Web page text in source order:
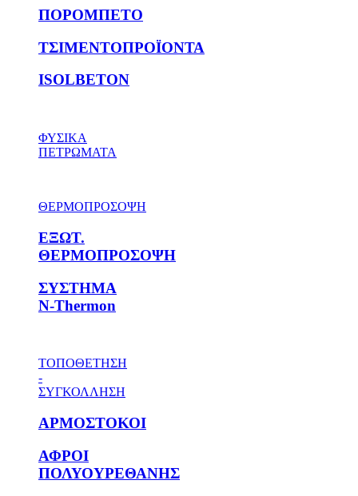
ΠΟΡΟΜΠΕΤΟ
ΤΣΙΜΕΝΤΟΠΡΟΪΟΝΤΑ
ISOLBETON
ΦΥΣΙΚΑ
ΠΕΤΡΩΜΑΤΑ
ΘΕΡΜΟΠΡΟΣΟΨΗ
ΕΞΩΤ.
ΘΕΡΜΟΠΡΟΣΟΨΗ
ΣΥΣΤΗΜΑ
N-Thermon
ΤΟΠΟΘΕΤΗΣΗ
-
ΣΥΓΚΟΛΛΗΣΗ
ΑΡΜΟΣΤΟΚΟΙ
ΑΦΡΟΙ
ΠΟΛΥΟΥΡΕΘΑΝΗΣ